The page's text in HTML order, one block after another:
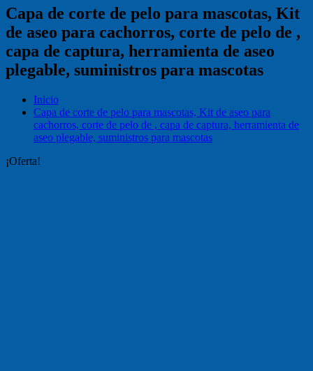
Capa de corte de pelo para mascotas, Kit
de aseo para cachorros, corte de pelo de ,
capa de captura, herramienta de aseo
plegable, suministros para mascotas
Inicio
Capa de corte de pelo para mascotas, Kit de aseo para
cachorros, corte de pelo de , capa de captura, herramienta de
aseo plegable, suministros para mascotas
¡Oferta!